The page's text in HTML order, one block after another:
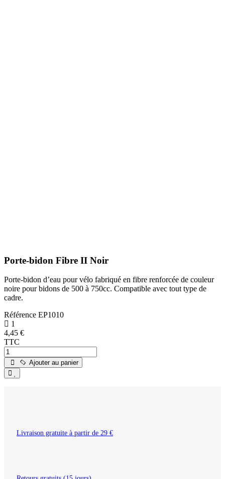
Porte-bidon Fibre II Noir
Porte-bidon d’eau pour vélo fabriqué en fibre renforcée de couleur
noire pour bidons de 500 à 750cc. Compatible avec tout type de
cadre.
Référence EP1010
1
4,45 €
TTC
Ajouter au panier
Livraison gratuite à partir de 29 €